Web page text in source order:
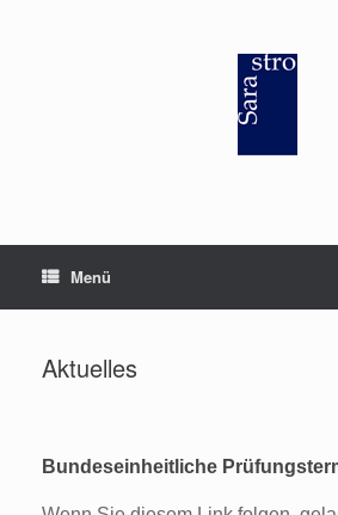
Menü
Aktuelles
Bundeseinheitliche